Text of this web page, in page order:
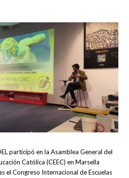
participó en la Asamblea General del
Católica (CEEC) en Marsella
el Congreso Internacional de Escuelas